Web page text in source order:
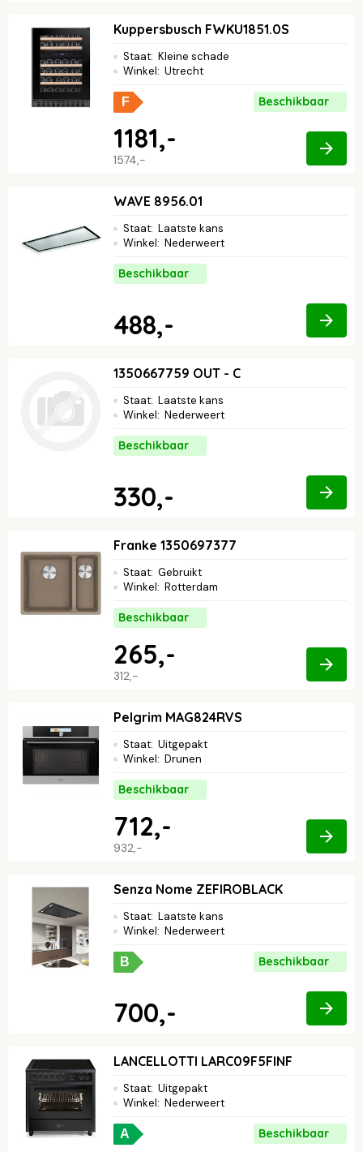
Kuppersbusch FWKU1851.0S
Staat: Kleine schade
Winkel: Utrecht
F Beschikbaar
1574,-
1181,-
WAVE 8956.01
Staat: Laatste kans
Winkel: Nederweert
Beschikbaar
488,-
1350667759 OUT - C
Staat: Laatste kans
Winkel: Nederweert
Beschikbaar
330,-
Franke 1350697377
Staat: Gebruikt
Winkel: Rotterdam
Beschikbaar
312,-
265,-
Pelgrim MAG824RVS
Staat: Uitgepakt
Winkel: Drunen
Beschikbaar
932,-
712,-
Senza Nome ZEFIROBLACK
Staat: Laatste kans
Winkel: Nederweert
B Beschikbaar
700,-
LANCELLOTTI LARC09F5FINF
Staat: Uitgepakt
Winkel: Nederweert
A Beschikbaar